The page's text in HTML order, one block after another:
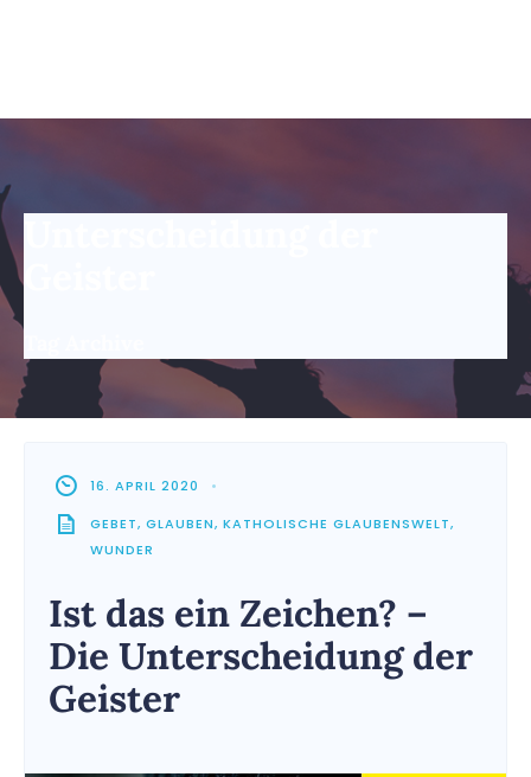
16. APRIL 2020
•
GEBET, GLAUBEN, KATHOLISCHE GLAUBENSWELT,
WUNDER
Ist das ein Zeichen? –
Die Unterscheidung der
Geister